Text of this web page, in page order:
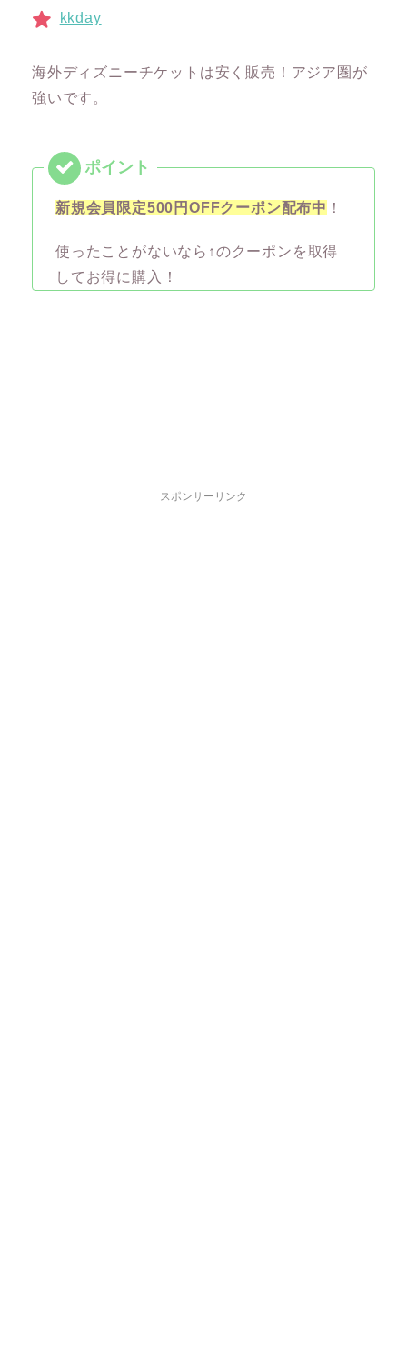
kkday
海外ディズニーチケットは安く販売！アジア圏が
強いです。
新規会員限定500円OFFクーポン配布中 ！
使ったことがないなら↑のクーポンを取得
してお得に購入！
スポンサーリンク